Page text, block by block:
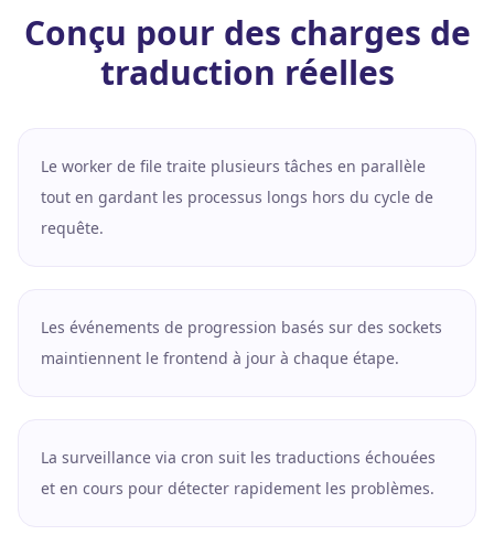
Conçu pour des charges de
traduction réelles
Le worker de file traite plusieurs tâches en parallèle
tout en gardant les processus longs hors du cycle de
requête.
Les événements de progression basés sur des sockets
maintiennent le frontend à jour à chaque étape.
La surveillance via cron suit les traductions échouées
et en cours pour détecter rapidement les problèmes.